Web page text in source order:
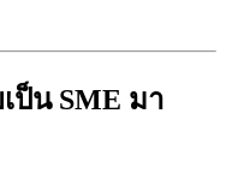
ป็น SME มา